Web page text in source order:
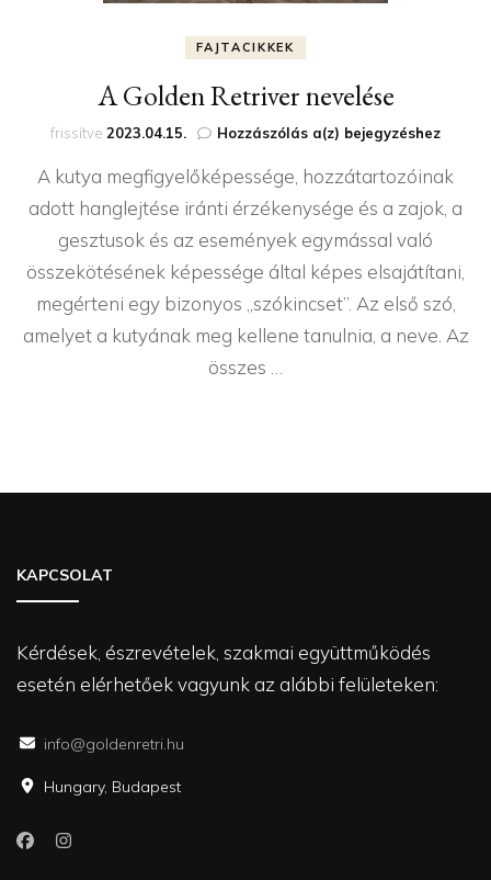
FAJTACIKKEK
A Golden Retriver nevelése
frissítve 2023.04.15. Hozzászólás a(z) A
Retriver
nevelése
bejegyzéshez
A kutya megfigyelőképessége, hozzátartozóinak
adott hanglejtése iránti érzékenysége és a zajok, a
gesztusok és az események egymással való
összekötésének képessége által képes elsajátítani,
megérteni egy bizonyos ,,szókincset”. Az első szó,
amelyet a kutyának meg kellene tanulnia, a neve. Az
összes …
KAPCSOLAT
Kérdések, észrevételek, szakmai együttműködés
esetén elérhetőek vagyunk az alábbi felületeken:
info@goldenretri.hu
Hungary, Budapest